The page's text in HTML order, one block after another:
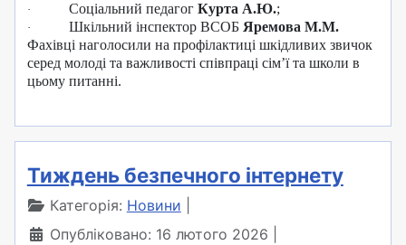
· Соціальний педагог Курта А.Ю.;
· Шкільний інспектор ВСОБ Яремова М.М.
Фахівці наголосили на профілактиці шкідливих звичок
серед молоді та важливості співпраці сім’ї та школи в
цьому питанні.
Тиждень безпечного інтернету
Категорія: Новини
Опубліковано: 16 лютого 2026